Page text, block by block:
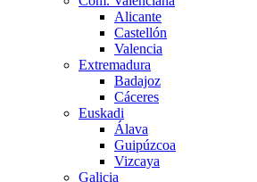
Alicante
Castellón
Valencia
Extremadura
Badajoz
Cáceres
Euskadi
Álava
Guipúzcoa
Vizcaya
Galicia